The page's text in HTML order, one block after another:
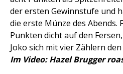
der ersten Gewinnstufe und
die erste Münze des Abends.
Punkten dicht auf den
Joko sich mit vier Zählern
Im Video: Hazel Brugger